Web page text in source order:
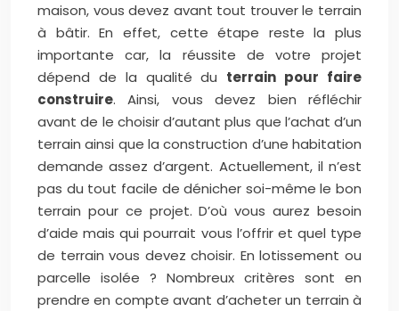
maison, vous devez avant tout trouver le terrain
à bâtir. En effet, cette étape reste la plus
importante car, la réussite de votre projet
dépend de la qualité du terrain pour faire
construire. Ainsi, vous devez bien réfléchir
avant de le choisir d’autant plus que l’achat d’un
terrain ainsi que la construction d’une habitation
demande assez d’argent. Actuellement, il n’est
pas du tout facile de dénicher soi-même le bon
terrain pour ce projet. D’où vous aurez besoin
d’aide mais qui pourrait vous l’offrir et quel type
de terrain vous devez choisir. En lotissement ou
parcelle isolée ? Nombreux critères sont en
prendre en compte avant d’acheter un terrain à